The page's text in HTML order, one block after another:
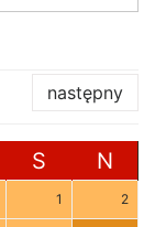
następny
S N
1 2